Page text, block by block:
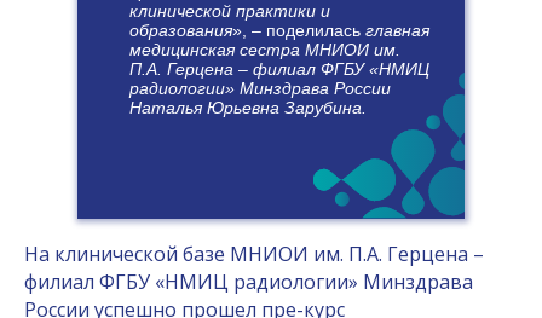
клинической практики и
образования», – поделилась главная
медицинская сестра МНИОИ им.
П.А. Герцена – филиал ФГБУ «НМИЦ
радиологии» Минздрава России
Наталья Юрьевна Зарубина.
На клинической базе МНИОИ им. П.А. Герцена –
филиал ФГБУ «НМИЦ радиологии» Минздрава
России успешно прошел пре-курс